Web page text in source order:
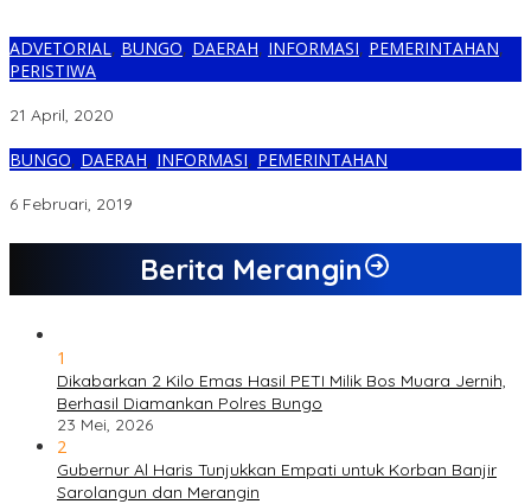
ADVETORIAL, BUNGO, DAERAH, INFORMASI, PEMERINTAHAN,
PERISTIWA
21 April, 2020
BUNGO, DAERAH, INFORMASI, PEMERINTAHAN
6 Februari, 2019
Berita Merangin
1
Dikabarkan 2 Kilo Emas Hasil PETI Milik Bos Muara Jernih,
Berhasil Diamankan Polres Bungo
23 Mei, 2026
2
Gubernur Al Haris Tunjukkan Empati untuk Korban Banjir
Sarolangun dan Merangin